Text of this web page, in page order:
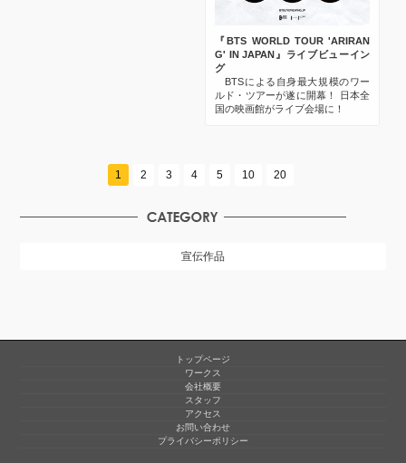
『BTS WORLD TOUR 'ARIRAN
G' IN JAPAN』ライブビューイン
グ
BTSによる自身最大規模のワー
ルド・ツアーが遂に開幕！ 日本全
国の映画館がライブ会場に！
1 2 3 4 5 10 20
宣伝作品
トップページ
ワークス
会社概要
スタッフ
アクセス
お問い合わせ
プライバシーポリシー